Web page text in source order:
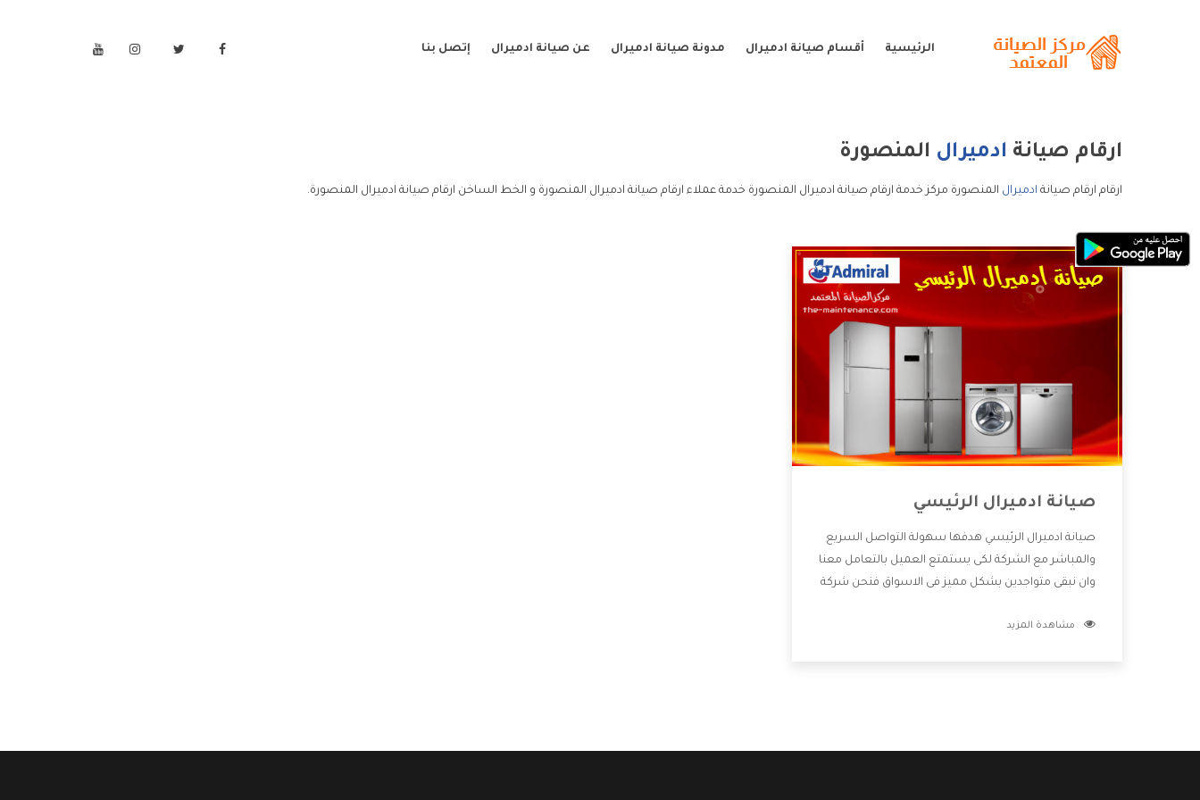
الرئيسية أقسام صيانة ادميرال مدونة صيانة ادميرال عن صيانة ادميرال إتصل بنا
ارقام صيانة ادميرال المنصورة
ارقام ارقام صيانة ادميرال المنصورة مركز خدمة ارقام صيانة ادميرال المنصورة خدمة عملاء ارقام صيانة ادميرال المنصورة و الخط الساخن ارقام صيانة ادميرال المنصورة.
صيانة ادميرال الرئيسي
صيانة ادميرال الرئيسي هدفها سهولة التواصل السريع
والمباشر مع الشركة لكى يستمتع العميل بالتعامل معنا
وان نبقى متواجدين بشكل مميز فى الاسواق فنحن شركة
بالخدمات التى تنفرد الشركة بها والتى تكون منها خدمة
مشاهدة المزيد